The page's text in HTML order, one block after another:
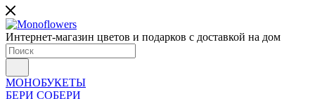
Интернет-магазин цветов и подарков с доставкой на дом
МОНОБУКЕТЫ
БЕРИ СОБЕРИ